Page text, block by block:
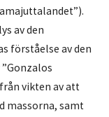
av den
förståelse av den
vikten av att
massorna, samt